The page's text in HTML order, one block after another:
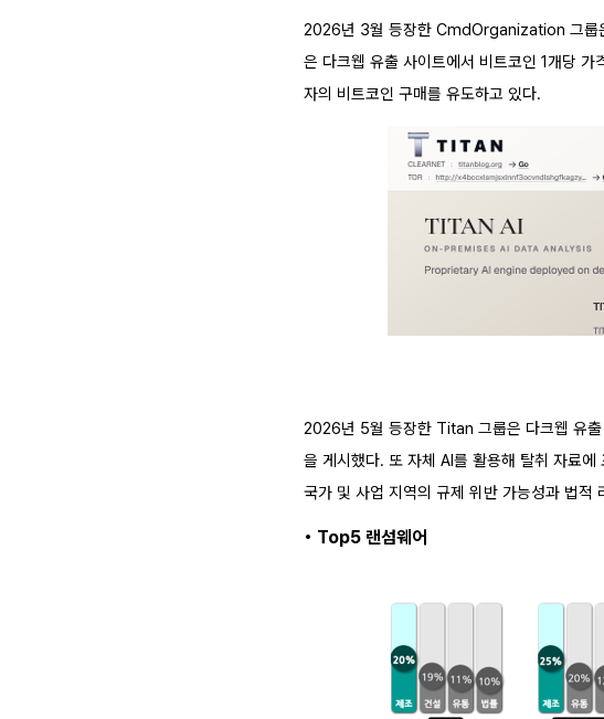
2026년 3월 등장한 CmdOrganization 그룹
은 다크웹 유출 사이트에서 비트코인 1개당
자의 비트코인 구매를 유도하고 있다.
2026년 5월 등장한 Titan 그룹은 다크웹 유
을 게시했다. 또 자체 AI를 활용해 탈취 자료
국가 및 사업 지역의 규제 위반 가능성과 법적
• Top5 랜섬웨어